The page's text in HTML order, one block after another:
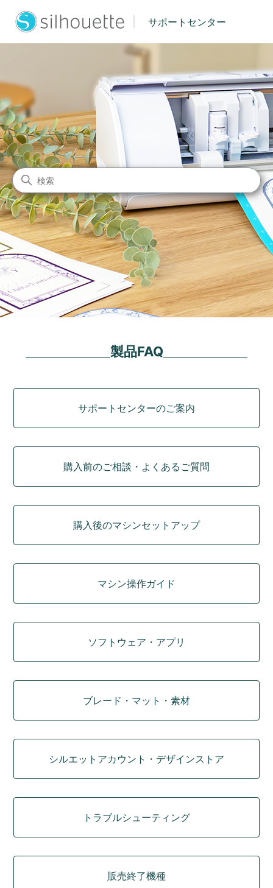
サポートセンター
シルエットジャパン サポート
検索
製品FAQ
サポートセンターのご案内
購入前のご相談・よくあるご質問
購入後のマシンセットアップ
マシン操作ガイド
ソフトウェア・アプリ
ブレード・マット・素材
シルエットアカウント・デザインストア
トラブルシューティング
販売終了機種